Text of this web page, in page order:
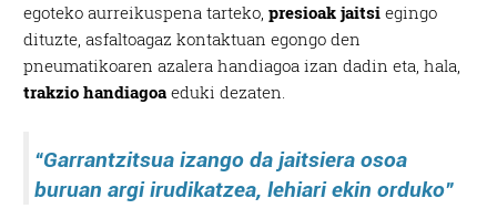
egoteko aurreikuspena tarteko, presioak jaitsi egingo
dituzte, asfaltoagaz kontaktuan egongo den
pneumatikoaren azalera handiagoa izan dadin eta, hala,
trakzio handiagoa eduki dezaten.
“Garrantzitsua izango da jaitsiera osoa
buruan argi irudikatzea, lehiari ekin orduko”